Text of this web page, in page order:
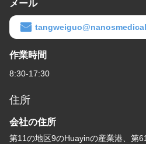
メール
作業時間
8:30-17:30
住所
会社の住所
第11の地区9のHuayinの産業港、第